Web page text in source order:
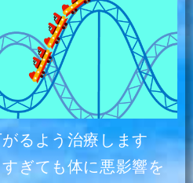
るよう治療します
ぎても体に悪影響を